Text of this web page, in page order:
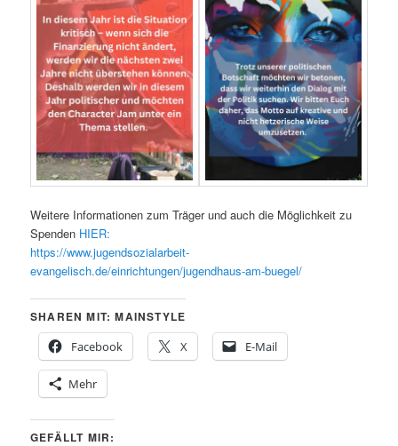
Weitere Informationen zum Träger und auch die Möglichkeit zu
Spenden HIER:
https://www.jugendsozialarbeit-
evangelisch.de/einrichtungen/jugendhaus-am-buegel/
SHAREN MIT: MAINSTYLE
Facebook
X E-Mail
Mehr
GEFÄLLT MIR: